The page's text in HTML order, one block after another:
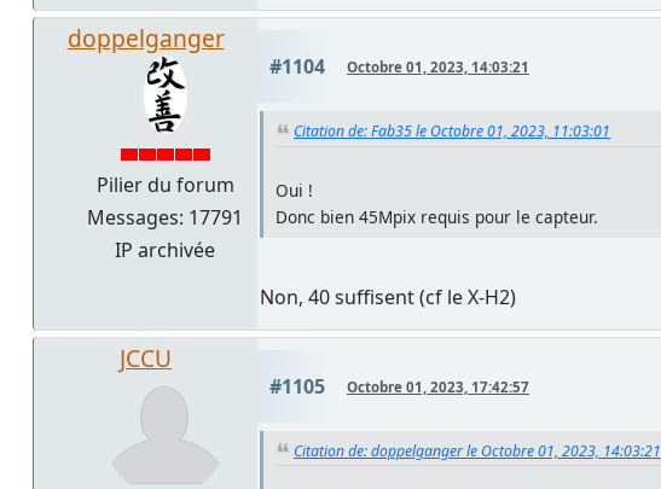
doppelganger
Pilier du forum
Messages: 17791
IP archivée
#1104 Octobre 01, 2023, 14:03:21
Citation de: Fab35 le Octobre 01, 2023, 11:03:01
Oui !
Donc bien 45Mpix requis pour le capteur.
Non, 40 suffisent (cf le X-H2)
JCCU
#1105 Octobre 01, 2023, 17:42:57
Citation de: doppelganger le Octobre 01, 2023, 14:03:21